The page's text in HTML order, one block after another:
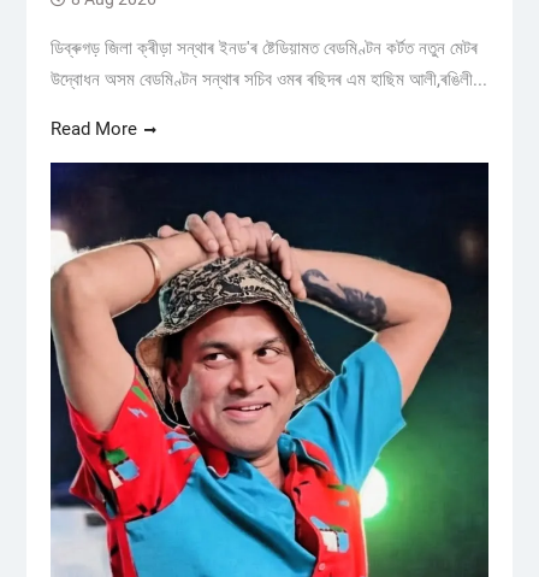
ডিব্ৰুগড় জিলা ক্ৰীড়া সন্থাৰ ইনড'ৰ ষ্টেডিয়ামত বেডমিণ্টন কৰ্টত নতুন মেটৰ
উদ্বোধন অসম বেডমিণ্টন সন্থাৰ সচিব ওমৰ ৰছিদৰ এম হাছিম আলী,ৰঙিলী...
Read More